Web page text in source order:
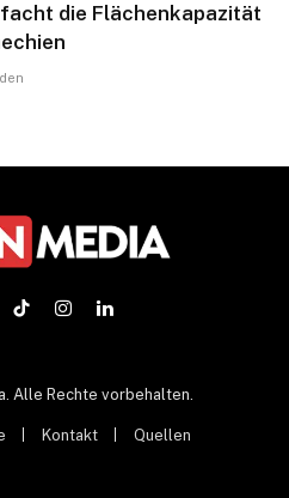
die Flächenkapazität
TikTokInstagramLinkedIn
Alle Rechte vorbehalten.
Kontakt Quellen